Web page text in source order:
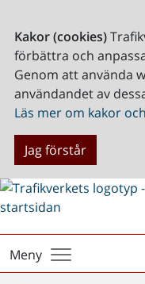
Kakor (cookies)
förbättra och
Genom att använda
användandet av
Läs mer om kakor
Jag förstår
Meny